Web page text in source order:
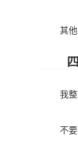
其他材
四、
我整理
不要“